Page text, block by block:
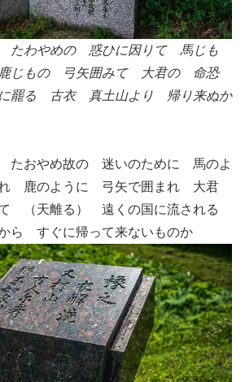
わやめの 惑ひに因りて 馬じも
じもの 弓矢囲みて 大君の 命恐
罷る 古衣 真土山より 帰り来ぬか
おやめ故の 迷いのために 馬のよ
鹿のように 弓矢で囲まれ 大君
（天離る） 遠くの国に流される
ら すぐに帰って来ないものか